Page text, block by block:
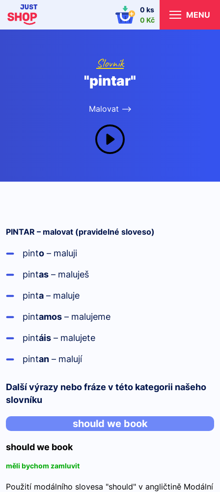
0 ks
0 Kč
MENU
Slovník
"pintar"
Malovat -->
PINTAR – malovat (pravidelné sloveso)
pinto – maluji
pintas – maluješ
pinta – maluje
pintamos – malujeme
pintáis – malujete
pintan – malují
Další výrazy nebo fráze v této kategorii našeho
slovníku
should we book
should we book
měli bychom zamluvit
Použití modálního slovesa "should" v angličtině Modální